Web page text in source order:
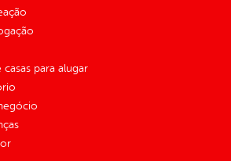
casas para alugar